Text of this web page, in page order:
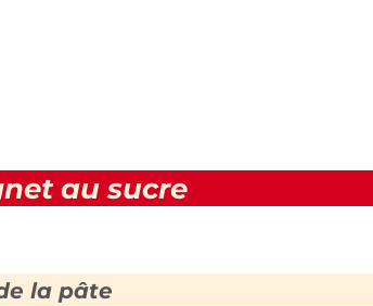
au sucre
la pâte